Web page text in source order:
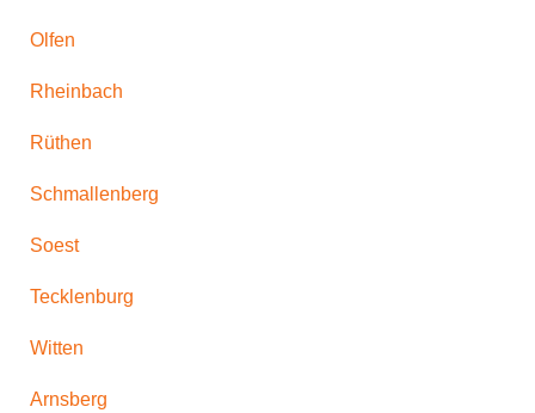
Olfen
Rheinbach
Rüthen
Schmallenberg
Soest
Tecklenburg
Witten
Arnsberg